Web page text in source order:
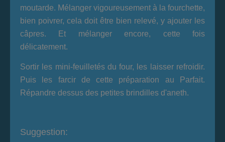
moutarde. Mélanger vigoureusement à la fourchette,
bien poivrer, cela doit être bien relevé, y ajouter les
câpres. Et mélanger encore, cette fois
délicatement.
Sortir les mini-feuilletés du four, les laisser refroidir.
Puis les farcir de cette préparation au Parfait.
Répandre dessus des petites brindilles d'aneth.
Suggestion: